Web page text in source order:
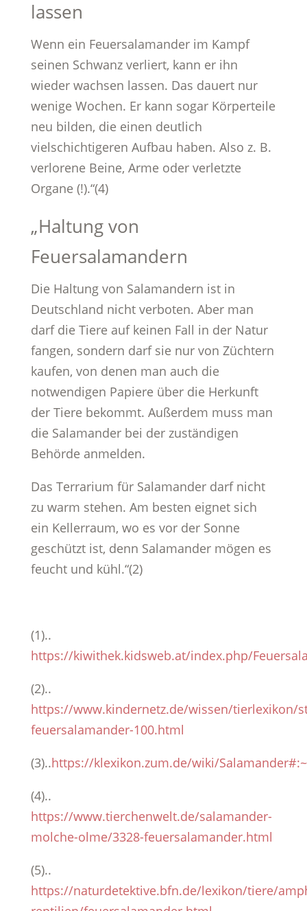
lassen
Wenn ein Feuersalamander im Kampf
seinen Schwanz verliert, kann er ihn
wieder wachsen lassen. Das dauert nur
wenige Wochen. Er kann sogar Körperteile
neu bilden, die einen deutlich
vielschichtigeren Aufbau haben. Also z. B.
verlorene Beine, Arme oder verletzte
Organe (!).“(4)
„Haltung von
Feuersalamandern
Die Haltung von Salamandern ist in
Deutschland nicht verboten. Aber man
darf die Tiere auf keinen Fall in der Natur
fangen, sondern darf sie nur von Züchtern
kaufen, von denen man auch die
notwendigen Papiere über die Herkunft
der Tiere bekommt. Außerdem muss man
die Salamander bei der zuständigen
Behörde anmelden.
Das Terrarium für Salamander darf nicht
zu warm stehen. Am besten eignet sich
ein Kellerraum, wo es vor der Sonne
geschützt ist, denn Salamander mögen es
feucht und kühl.“(2)
(1)..
https://kiwithek.kidsweb.at/index.php/
(2)..
https://www.kindernetz.de/wissen/tierlexikon/
feuersalamander-100.html
(3)..https://klexikon.zum.de/wiki/
(4)..
https://www.tierchenwelt.de/salamander-
molche-olme/3328-feuersalamander.html
(5)..
https://naturdetektive.bfn.de/lexikon/tiere/